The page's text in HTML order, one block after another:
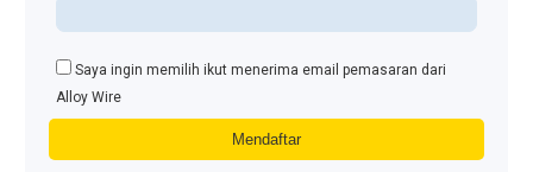
Saya ingin memilih ikut menerima email pemasaran dari
Alloy Wire